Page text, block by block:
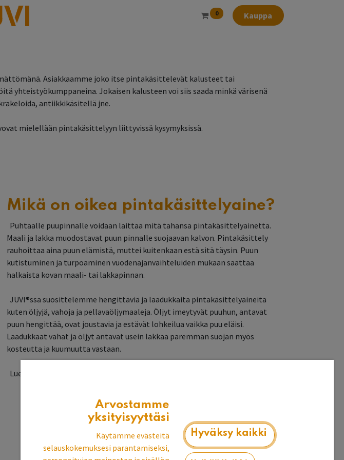
0 Kauppa
Asiakkaamme joko itse pintakäsittelevät kalusteet tai
Jokaisen kalusteen voi siis saada minkä värisenä
antiikkikäsitellä jne.
mielellään pintakäsittelyyn liittyvissä kysymyksissä.
Mikä on oikea pintakäsittelyaine?
Puhtaalle puupinnalle voidaan laittaa mitä tahansa pintakäsittelyainetta.
Maali ja lakka muodostavat puun pinnalle suojaavan kalvon. Pintakäsittely
rauhoittaa aina puun elämistä, muttei kuitenkaan estä sitä täysin. Puun
kutistuminen ja turpoaminen vuodenajanvaihteluiden mukaan saattaa
halkaista kovan maali- tai lakkapinnan.
JUVI®ssa suosittelemme hengittäviä ja laadukkaita pintakäsittelyaineita
kuten öljyjä, vahoja ja pellavaöljymaaleja. Öljyt imeytyvät puuhun, antavat
puun hengittää, ovat joustavia ja estävät lohkeilua vaikka puu eläisi.
Laadukkaat vahat ja öljyt antavat usein lakkaa paremman suojan myös
kosteutta ja kuumuutta vastaan.
Lue:
Arvostamme
yksityisyyttäsi
Käytämme evästeitä
selauskokemuksesi parantamiseksi,
Hyväksy kaikki